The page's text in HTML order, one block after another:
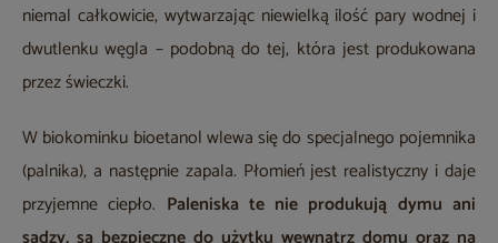
niemal całkowicie, wytwarzając niewielką ilość pary wodnej i
dwutlenku węgla – podobną do tej, która jest produkowana
przez świeczki.
W biokominku bioetanol wlewa się do specjalnego pojemnika
(palnika), a następnie zapala. Płomień jest realistyczny i daje
przyjemne ciepło. Paleniska te nie produkują dymu ani